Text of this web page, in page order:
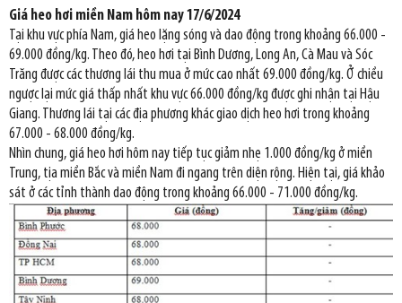
Giá heo hơi miền Nam hôm nay 17/6/2024
Tại khu vực phía Nam, giá heo lặng sóng và dao động trong khoảng 66.000 -
69.000 đồng/kg. Theo đó, heo hơi tại Bình Dương, Long An, Cà Mau và Sóc
Trăng được các thương lái thu mua ở mức cao nhất 69.000 đồng/kg. Ở chiều
ngược lại mức giá thấp nhất khu vực 66.000 đồng/kg được ghi nhận tại Hậu
Giang. Thương lái tại các địa phương khác giao dịch heo hơi trong khoảng
67.000 - 68.000 đồng/kg.
Nhìn chung, giá heo hơi hôm nay tiếp tục giảm nhẹ 1.000 đồng/kg ở miền
Trung, tịa miền Bắc và miền Nam đi ngang trên diện rộng. Hiện tại, giá khảo
sát ở các tỉnh thành dao động trong khoảng 66.000 - 71.000 đồng/kg.